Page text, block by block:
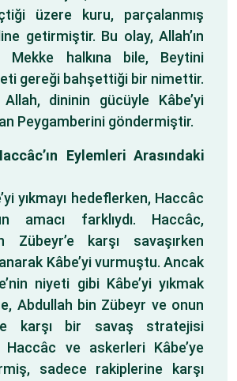
üzere kuru, parçalanmış
getirmiştir. Bu olay, Allah’ın
Mekke halkına bile, Beytini
gereği bahşettiği bir nimettir.
dininin gücüyle Kâbe’yi
Peygamberini göndermiştir.
Eylemleri Arasındaki
yıkmayı hedeflerken, Haccâc
amacı farklıydı. Haccâc,
Zübeyr’e karşı savaşırken
Kâbe’yi vurmuştu. Ancak
niyeti gibi Kâbe’yi yıkmak
Abdullah bin Zübeyr ve onun
karşı bir savaş stratejisi
Haccâc ve askerleri Kâbe’ye
sadece rakiplerine karşı